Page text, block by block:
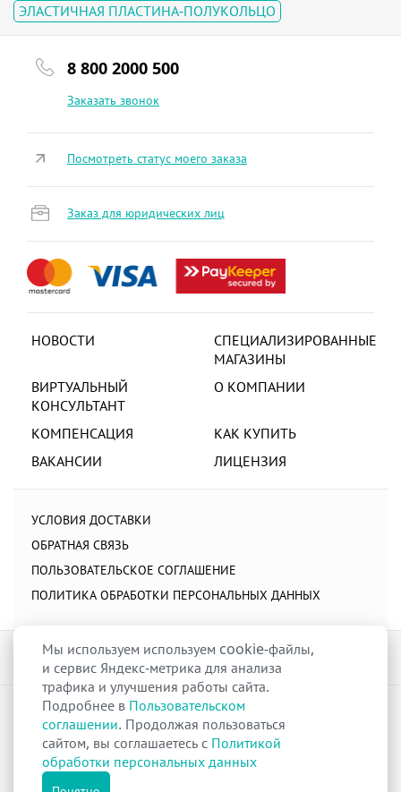
ЭЛАСТИЧНАЯ ПЛАСТИНА-ПОЛУКОЛЬЦО
8 800 2000 500
Заказать звонок
НОВОСТИ
СПЕЦИАЛИЗИРОВАННЫЕ
МАГАЗИНЫ
ВИРТУАЛЬНЫЙ
КОНСУЛЬТАНТ
О КОМПАНИИ
КОМПЕНСАЦИЯ
КАК КУПИТЬ
ВАКАНСИИ
ЛИЦЕНЗИЯ
УСЛОВИЯ ДОСТАВКИ
ОБРАТНАЯ СВЯЗЬ
ПОЛЬЗОВАТЕЛЬСКОЕ СОГЛАШЕНИЕ
ПОЛИТИКА ОБРАБОТКИ ПЕРСОНАЛЬНЫХ ДАННЫХ
Посмотреть статус моего заказа
Заказ для юридических лиц
raduga-ural.ru ©
Группа компаний Радуга
ЛицензияЛ042-00110-77/00263680 от 07 декабря 2017 г.
Разрешение№Р013-00110-66/03100314на дистанционную торговлю
лекарственными препаратами от 02 сентября 2025 г.
Все права защищены
Мы используем используем cookie-файлы,
и сервис Яндекс-метрика для анализа
трафика и улучшения работы сайта.
Подробнее в Пользовательском
соглашении. Продолжая пользоваться
сайтом, вы соглашаетесь с Политикой
обработки персональных данных